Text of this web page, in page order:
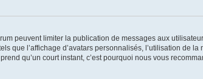
peuvent limiter la publication de messages aux
que l’affichage d’avatars personnalisés, l’utilisation de
qu’un court instant, c’est pourquoi nous vous